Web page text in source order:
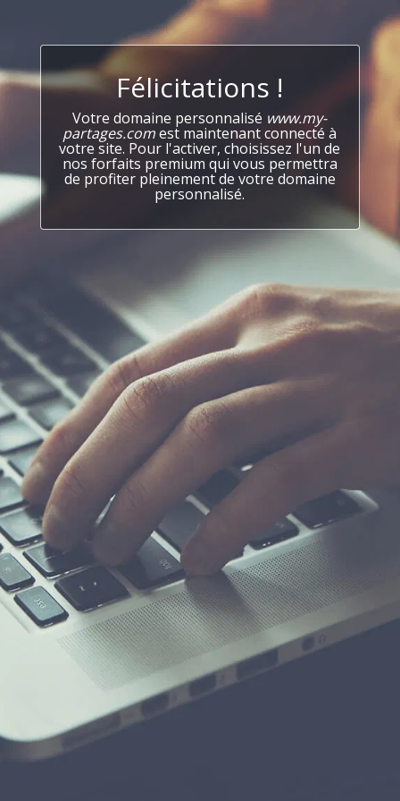
Félicitations !
Votre domaine personnalisé www.my-
partages.comest maintenant connecté à
votre site. Pour l'activer, choisissez l'un de
nos forfaits premium qui vous permettra
de profiter pleinement de votre domaine
personnalisé.